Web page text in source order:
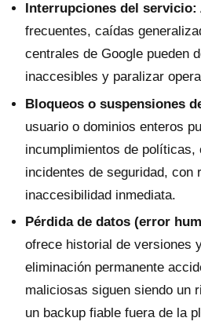
Interrupciones del servicio:
frecuentes, caídas
centrales de Google pueden
inaccesibles y paralizar
Bloqueos o suspensiones
usuario o dominios enteros
incumplimientos de políticas,
incidentes de seguridad, con
inaccesibilidad inmediata.
Pérdida de datos (error
ofrece historial de versiones
eliminación permanente
maliciosas siguen siendo un
un backup fiable fuera de la